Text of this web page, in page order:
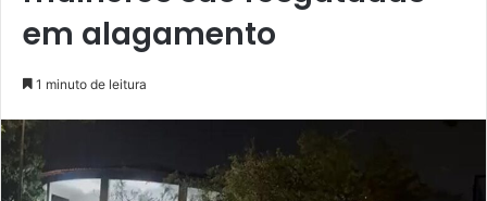
em alagamento
1 minuto de leitura